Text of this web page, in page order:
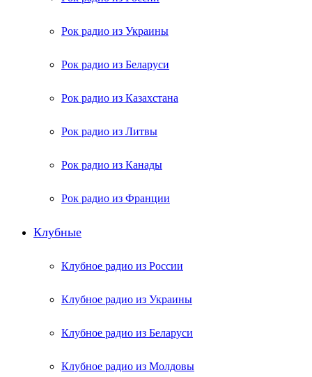
Рок радио из Украины
Рок радио из Беларуси
Рок радио из Казахстана
Рок радио из Литвы
Рок радио из Канады
Рок радио из Франции
Клубные
Клубное радио из России
Клубное радио из Украины
Клубное радио из Беларуси
Клубное радио из Молдовы